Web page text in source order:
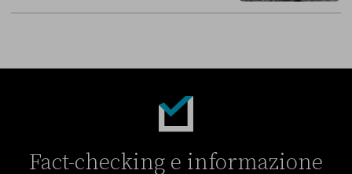
Fact-checking e informazione